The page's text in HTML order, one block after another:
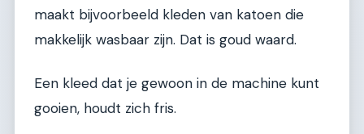
maakt bijvoorbeeld kleden van katoen die
makkelijk wasbaar zijn. Dat is goud waard.
Een kleed dat je gewoon in de machine kunt
gooien, houdt zich fris.